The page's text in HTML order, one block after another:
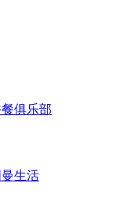
俱乐部
生活